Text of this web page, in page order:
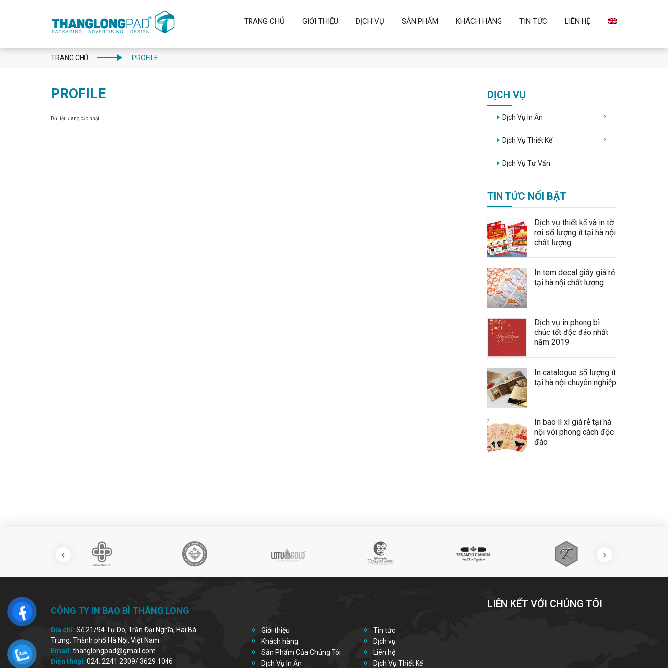
TRANG CHỦ GIỚI THIỆU DỊCH VỤ SẢN PHẨM KHÁCH HÀNG TIN TỨC LIÊN HỆ
TRANG CHỦ PROFILE
PROFILE
Dữ liệu đang cập nhật
DỊCH VỤ
Dịch Vụ In Ấn
Dịch Vụ Thiết Kế
Dịch Vụ Tư Vấn
TIN TỨC NỔI BẬT
Dịch vụ thiết kế và in tờ
rơi số lượng ít tại hà nội
chất lượng
In tem decal giấy giá rẻ
tại hà nội chất lượng
Dịch vụ in phong bì
chúc tết độc đáo nhất
năm 2019
In catalogue số lượng ít
tại hà nội chuyên nghiệp
In bao lì xì giá rẻ tại hà
nội với phong cách độc
đáo
CÔNG TY IN BAO BÌ THĂNG LONG
Địa chỉ: Số 21/94 Tự Do, Trần Đại Nghĩa, Hai Bà
Trưng, Thành phố Hà Nội, Việt Nam
Email: thanglongpad@gmail.com
Điện thoại: 024. 2241 2309/ 3629 1046
Giới thiệu
Tin tức
Khách hàng
Dịch vụ
Sản Phẩm Của Chúng Tôi
Liên hệ
Dịch Vụ In Ấn
Dịch Vụ Thiết Kế
LIÊN KẾT VỚI CHÚNG TÔI